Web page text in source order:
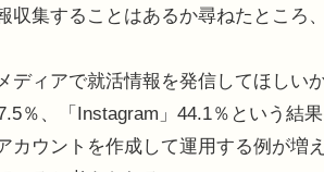
集することはあるか尋ねたところ
ィアで就活情報を発信してほしい
％、「Instagram」44.1％という結
カウントを作成して運用する例が増